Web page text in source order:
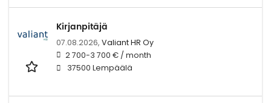
Kirjanpitäjä
07.08.2026, Valiant HR Oy
2 700-3 700 € / month
37500 Lempäälä